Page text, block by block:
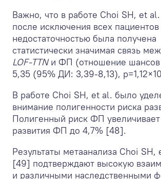
Важно, что в работе Choi SH, et
после исключения всех
недостаточностью была получена
статистически значимая связь
LOF-TTNи ФП (отношение
5,35 (95% ДИ: 3,39-8,13),
В работе Choi SH, et al. было
внимание полигенности риска
Полигенный риск ФП увеличивает
развития ФП до 4,7% [48].
Результаты метаанализа Choi
[49] подтверждают высокую
и различными наследственными